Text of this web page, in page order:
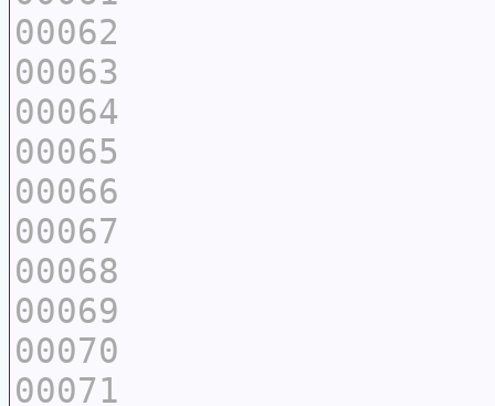
00062
00063
00064
00065
00066
00067
00068
00069
00070
00071